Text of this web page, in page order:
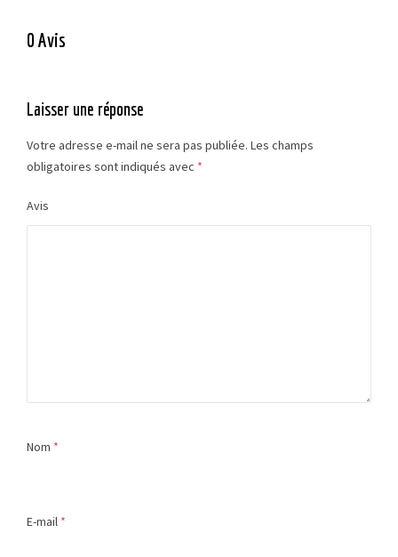
0 Avis
Laisser une réponse
Votre adresse e-mail ne sera pas publiée. Les champs
obligatoires sont indiqués avec *
Avis
Nom *
E-mail *